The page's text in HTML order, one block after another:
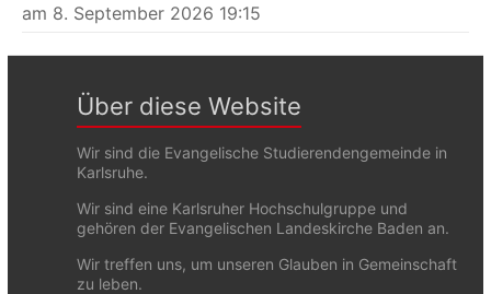
am 8. September 2026 19:15
Über diese Website
Wir sind die Evangelische Studierendengemeinde in
Karlsruhe.
Wir sind eine Karlsruher Hochschulgruppe und
gehören der Evangelischen Landeskirche Baden an.
Wir treffen uns, um unseren Glauben in Gemeinschaft
zu leben.